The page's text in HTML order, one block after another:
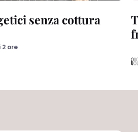
senza cottura
2 ore